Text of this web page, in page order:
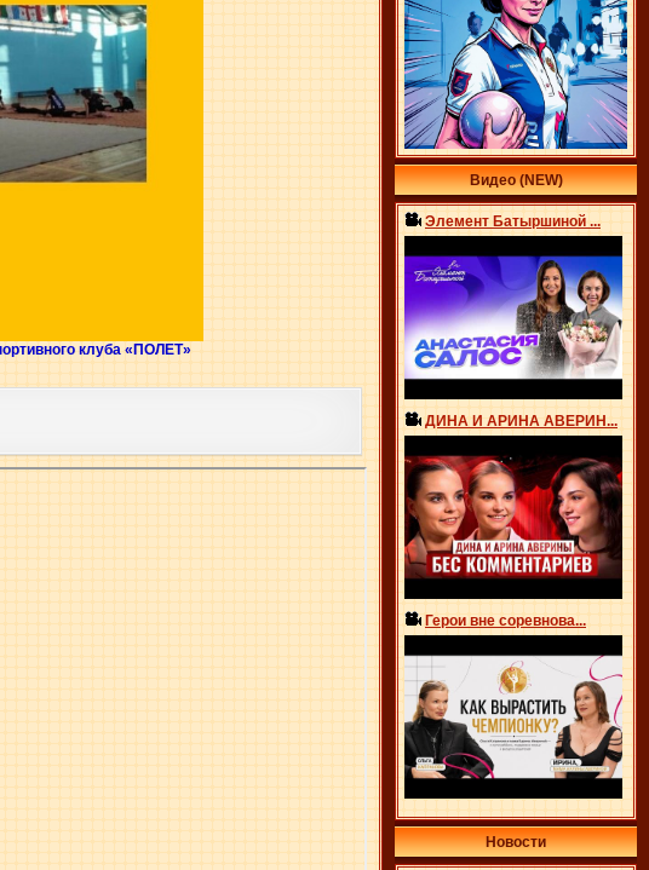
клуба «ПОЛЕТ»
Видео (NEW)
Элемент Батыршиной ...
ДИНА И АРИНА АВЕРИН...
Герои вне соревнова...
Новости